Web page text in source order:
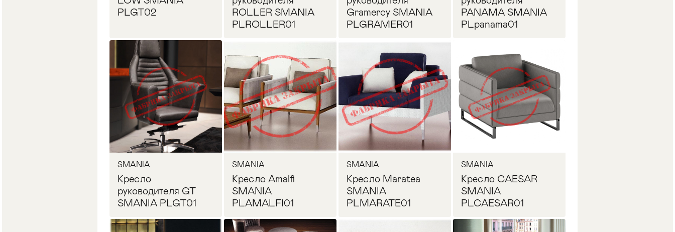
Запросить цену
PLGT02
Запросить цену
ROLLER SMANIA
PLROLLER01
Запросить цену
Gramercy SMANIA
PLGRAMER01
Запросить цену
PANAMA SMANIA
PLpanama01
SMANIA
Кресло
руководителя GT
SMANIA PLGT01
SMANIA
Кресло Amalfi
SMANIA
PLAMALFI01
SMANIA
Кресло Maratea
SMANIA
PLMARATE01
SMANIA
Кресло CAESAR
SMANIA
PLCAESAR01